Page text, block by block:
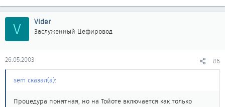
V Vider
Заслуженный Цефировод
26.05.2003 #6
sem сказал(а):
Процедура понятная, но на Тойоте включается как только